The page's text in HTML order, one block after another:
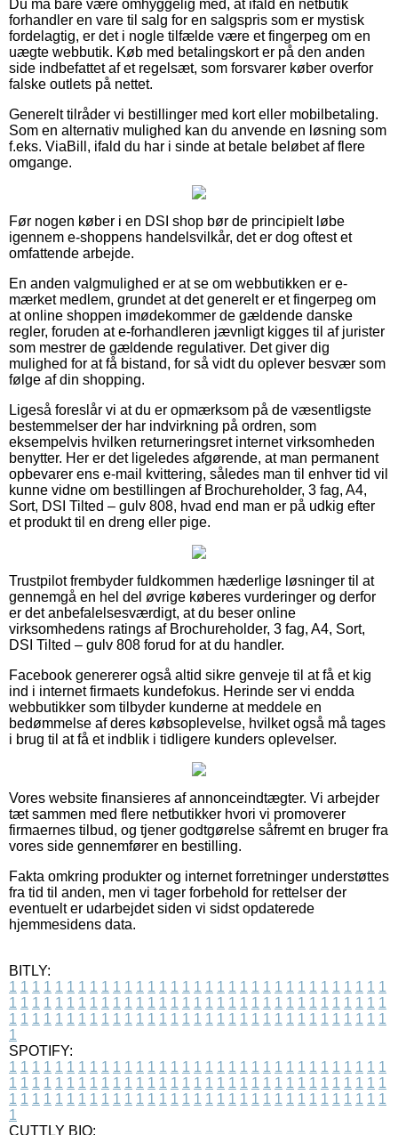
Du må bare være omhyggelig med, at ifald en netbutik
forhandler en vare til salg for en salgspris som er mystisk
fordelagtig, er det i nogle tilfælde være et fingerpeg om en
uægte webbutik. Køb med betalingskort er på den anden
side indbefattet af et regelsæt, som forsvarer køber overfor
falske outlets på nettet.
Generelt tilråder vi bestillinger med kort eller mobilbetaling.
Som en alternativ mulighed kan du anvende en løsning som
f.eks. ViaBill, ifald du har i sinde at betale beløbet af flere
omgange.
Før nogen køber i en DSI shop bør de principielt løbe
igennem e-shoppens handelsvilkår, det er dog oftest et
omfattende arbejde.
En anden valgmulighed er at se om webbutikken er e-
mærket medlem, grundet at det generelt er et fingerpeg om
at online shoppen imødekommer de gældende danske
regler, foruden at e-forhandleren jævnligt kigges til af jurister
som mestrer de gældende regulativer. Det giver dig
mulighed for at få bistand, for så vidt du oplever besvær som
følge af din shopping.
Ligeså foreslår vi at du er opmærksom på de væsentligste
bestemmelser der har indvirkning på ordren, som
eksempelvis hvilken returneringsret internet virksomheden
benytter. Her er det ligeledes afgørende, at man permanent
opbevarer ens e-mail kvittering, således man til enhver tid vil
kunne vidne om bestillingen af Brochureholder, 3 fag, A4,
Sort, DSI Tilted – gulv 808, hvad end man er på udkig efter
et produkt til en dreng eller pige.
Trustpilot frembyder fuldkommen hæderlige løsninger til at
gennemgå en hel del øvrige køberes vurderinger og derfor
er det anbefalelsesværdigt, at du beser online
virksomhedens ratings af Brochureholder, 3 fag, A4, Sort,
DSI Tilted – gulv 808 forud for at du handler.
Facebook genererer også altid sikre genveje til at få et kig
ind i internet firmaets kundefokus. Herinde ser vi endda
webbutikker som tilbyder kunderne at meddele en
bedømmelse af deres købsoplevelse, hvilket også må tages
i brug til at få et indblik i tidligere kunders oplevelser.
Vores website finansieres af annonceindtægter. Vi arbejder
tæt sammen med flere netbutikker hvori vi promoverer
firmaernes tilbud, og tjener godtgørelse såfremt en bruger fra
vores side gennemfører en bestilling.
Fakta omkring produkter og internet forretninger understøttes
fra tid til anden, men vi tager forbehold for rettelser der
eventuelt er udarbejdet siden vi sidst opdaterede
hjemmesidens data.
BITLY:
1 1 1 1 1 1 1 1 1 1 1 1 1 1 1 1 1 1 1 1 1 1 1 1 1 1 1 1 1 1 1 1 1
1 1 1 1 1 1 1 1 1 1 1 1 1 1 1 1 1 1 1 1 1 1 1 1 1 1 1 1 1 1 1 1 1
1 1 1 1 1 1 1 1 1 1 1 1 1 1 1 1 1 1 1 1 1 1 1 1 1 1 1 1 1 1 1 1 1
1
SPOTIFY:
1 1 1 1 1 1 1 1 1 1 1 1 1 1 1 1 1 1 1 1 1 1 1 1 1 1 1 1 1 1 1 1 1
1 1 1 1 1 1 1 1 1 1 1 1 1 1 1 1 1 1 1 1 1 1 1 1 1 1 1 1 1 1 1 1 1
1 1 1 1 1 1 1 1 1 1 1 1 1 1 1 1 1 1 1 1 1 1 1 1 1 1 1 1 1 1 1 1 1
1
CUTTLY BIO: